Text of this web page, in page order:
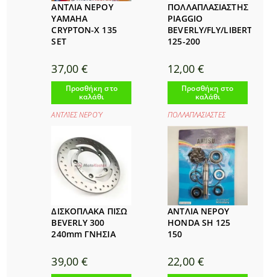
ΑΝΤΛΙΑ ΝΕΡΟΥ
YAMAHA
CRYPTON-X 135
SET
37,00€
Προσθήκη στο
καλάθι
ΑΝΤΛΊΕΣ ΝΕΡΟΎ
ΠΟΛΛΑΠΛΑΣΙΑΣΤΗΣ
PIAGGIO
BEVERLY/FLY/LIBERTY
125-200
12,00 €
Προσθήκη στο
καλάθι
ΠΟΛΛΑΠΛΑΣΙΑΣΤΕΣ
ΔΙΣΚΟΠΛΑΚΑ ΠΙΣΩ
BEVERLY 300
240mm ΓΝΗΣΙΑ
39,00€
ΑΝΤΛΙΑ ΝΕΡΟΥ
HONDA SH 125
150
22,00 €